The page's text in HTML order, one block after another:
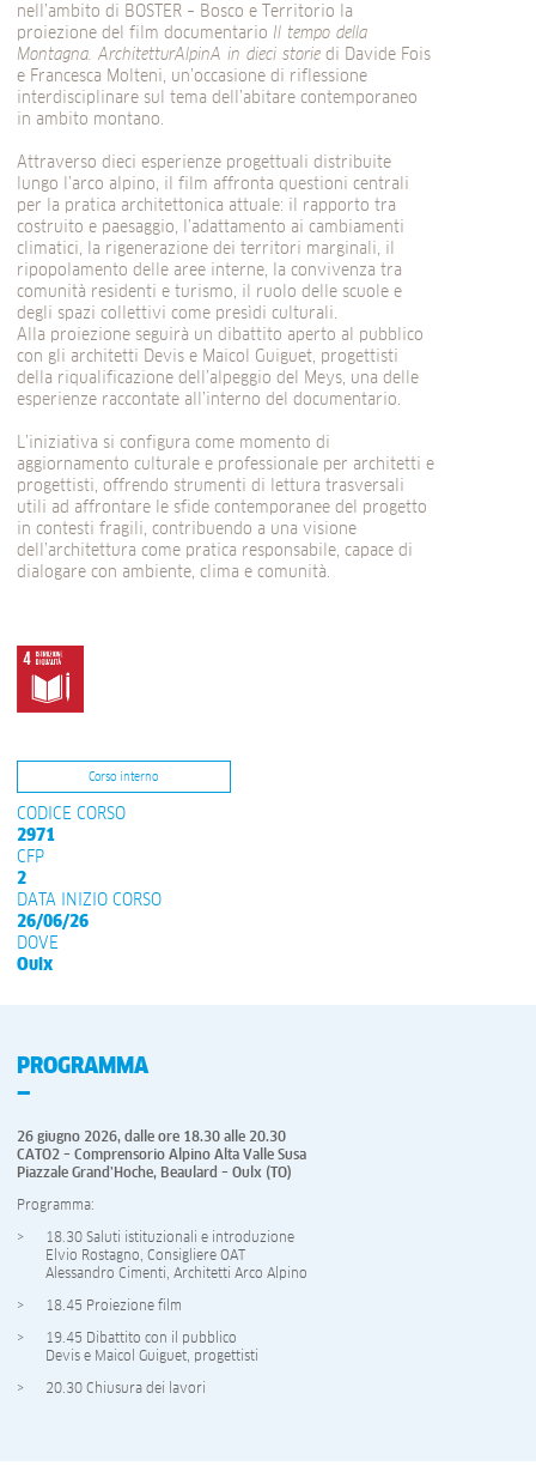
nell’ambito di BOSTER – Bosco e Territorio la
proiezione del film documentario Il tempo della
Montagna. ArchitetturAlpinA in dieci storie di Davide Fois
e Francesca Molteni, un’occasione di riflessione
interdisciplinare sul tema dell’abitare contemporaneo
in ambito montano.
Attraverso dieci esperienze progettuali distribuite
lungo l’arco alpino, il film affronta questioni centrali
per la pratica architettonica attuale: il rapporto tra
costruito e paesaggio, l’adattamento ai cambiamenti
climatici, la rigenerazione dei territori marginali, il
ripopolamento delle aree interne, la convivenza tra
comunità residenti e turismo, il ruolo delle scuole e
degli spazi collettivi come presìdi culturali.
Alla proiezione seguirà un dibattito aperto al pubblico
con gli architetti Devis e Maicol Guiguet, progettisti
della riqualificazione dell’alpeggio del Meys, una delle
esperienze raccontate all’interno del documentario.
L’iniziativa si configura come momento di
aggiornamento culturale e professionale per architetti e
progettisti, offrendo strumenti di lettura trasversali
utili ad affrontare le sfide contemporanee del progetto
in contesti fragili, contribuendo a una visione
dell’architettura come pratica responsabile, capace di
dialogare con ambiente, clima e comunità.
Corso interno
CODICE CORSO
2971
CFP
2
DATA INIZIO CORSO
26/06/26
DOVE
Oulx
PROGRAMMA
26 giugno 2026, dalle ore 18.30 alle 20.30
CATO2 – Comprensorio Alpino Alta Valle Susa
Piazzale Grand’Hoche, Beaulard – Oulx (TO)
Programma:
18.30 Saluti istituzionali e introduzione
Elvio Rostagno, Consigliere OAT
Alessandro Cimenti, Architetti Arco Alpino
18.45 Proiezione film
19.45 Dibattito con il pubblico
Devis e Maicol Guiguet, progettisti
20.30 Chiusura dei lavori